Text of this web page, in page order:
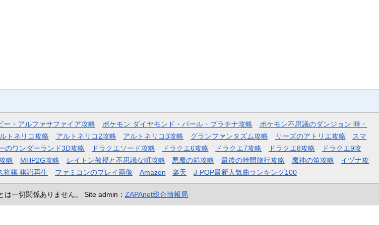
ー・アルファサファイア攻略 ポケモン ダイヤモンド・パール・プラチナ攻略
ポケモン不思議のダンジョン 時・
トネリコ攻略 アルトネリコ2攻略 アルトネリコ3攻略 グランファンタズム攻略 リーズのアトリエ攻略
スマ
のワンダーランド3D攻略 ドラクエソード攻略 ドラクエ6攻略 ドラクエ7攻略 ドラクエ8攻略
ドラクエ9攻
略 MHP2G攻略 レイトン教授と不思議な町攻略 悪魔の箱攻略 最後の時間旅行攻略 魔神の笛攻略
イヅナ攻
将棋 棋譜再生 ファミコンのプレイ画像 Amazon 楽天 J-POP最新人気曲ランキング100
一切関係ありません。 Site admin： ZAPAnet総合情報局